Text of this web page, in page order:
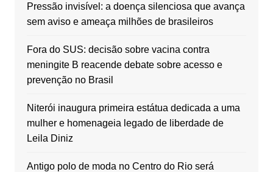
Pressão invisível: a doença silenciosa que avança
sem aviso e ameaça milhões de brasileiros
Fora do SUS: decisão sobre vacina contra
meningite B reacende debate sobre acesso e
prevenção no Brasil
Niterói inaugura primeira estátua dedicada a uma
mulher e homenageia legado de liberdade de
Leila Diniz
Antigo polo de moda no Centro do Rio será